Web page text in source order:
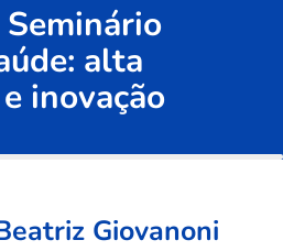
Seminário
alta
inovação
Giovanoni